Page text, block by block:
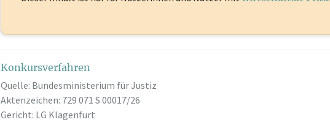
Konkursverfahren
Quelle: Bundesministerium für Justiz
Aktenzeichen: 729 071 S 00017/26
Gericht: LG Klagenfurt